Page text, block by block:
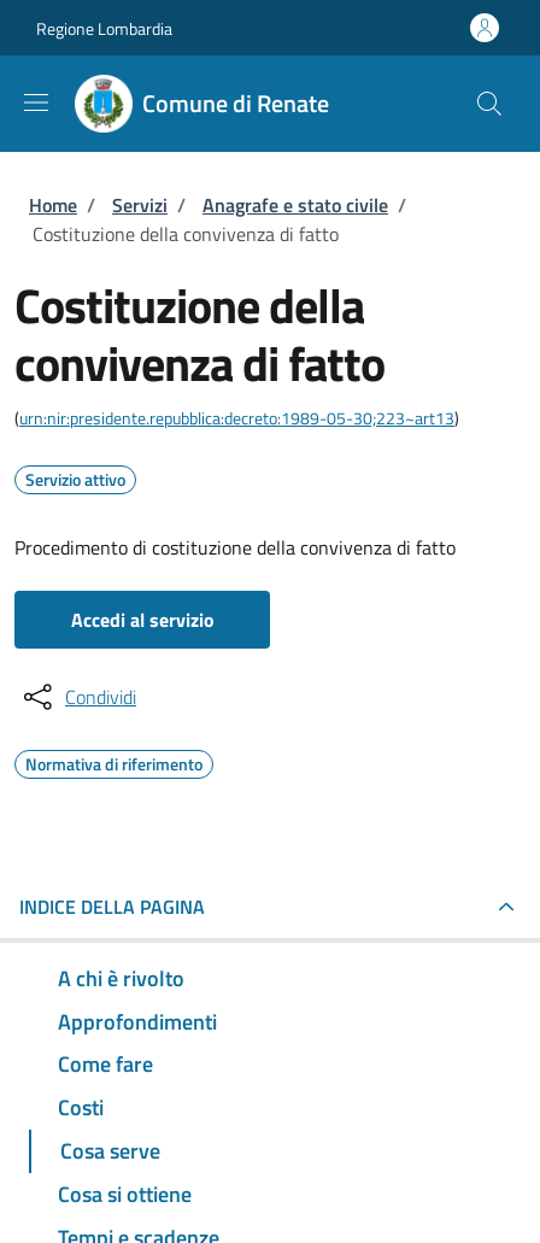
Regione Lombardia
Comune di Renate
Briciole di pane
Home / Servizi / Anagrafe e stato civile /
Costituzione della convivenza di fatto
Costituzione della
convivenza di fatto
(urn:nir:presidente.repubblica:decreto:1989-05-30;223~art13)
Servizio attivo
Procedimento di costituzione della convivenza di fatto
Accedi al servizio
Condividi
Normativa di riferimento
INDICE DELLA PAGINA
A chi è rivolto
Approfondimenti
Come fare
Costi
Cosa serve
Cosa si ottiene